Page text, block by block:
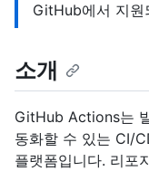
GitHub에서 지원
소개
GitHub Actions는
동화할 수 있는 CI/
플랫폼입니다. 리포